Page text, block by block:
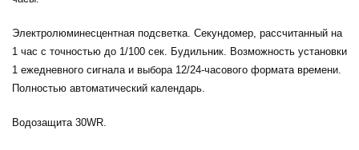
Электролюминесцентная подсветка. Секундомер, рассчитанный на
1 час с точностью до 1/100 сек. Будильник. Возможность установки
1 ежедневного сигнала и выбора 12/24-часового формата времени.
Полностью автоматический календарь.
Водозащита 30WR.